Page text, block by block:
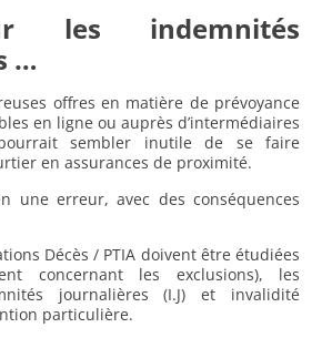
les indemnités
…
offres en matière de prévoyance
en ligne ou auprès d’intermédiaires
sembler inutile de se faire
en assurances de proximité.
une erreur, avec des conséquences
Décès / PTIA doivent être étudiées
concernant les exclusions), les
journalières (I.J) et invalidité
particulière.